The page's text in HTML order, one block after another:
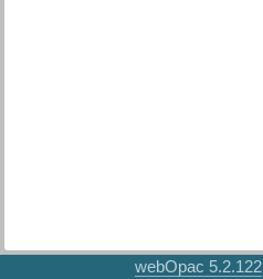
webOpac 5.2.122